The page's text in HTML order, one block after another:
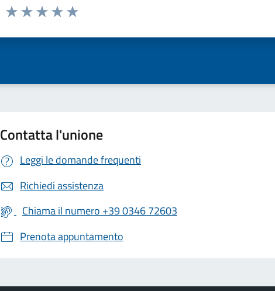
Valuta da 1 a 5 stelle la pagina
Contatta l'unione
Leggi le domande frequenti
Richiedi assistenza
Chiama il numero +39 0346 72603
Prenota appuntamento